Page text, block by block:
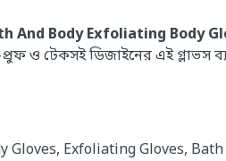
And Body Exfoliating Body
প্রুফ ও টেকসই ডিজাইনের এই গ্লাভস
Gloves, Exfoliating Gloves,